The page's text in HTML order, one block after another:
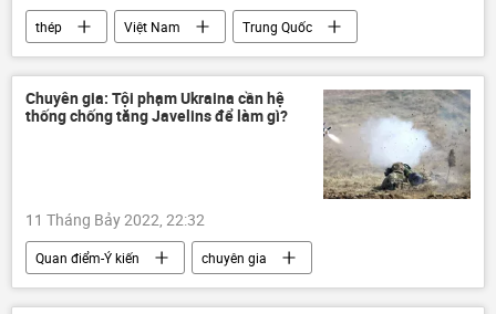
thép Việt Nam
Trung Quốc
Hoa Kỳ
Chính trị Kinh tế
Chuyên gia: Tội phạm Ukraina cần hệ
thống chống tăng Javelins để làm gì?
11 Tháng Bảy 2022, 22:32
Quan điểm-Ý kiến
chuyên gia
Javelin
phương Tây
Quân sự